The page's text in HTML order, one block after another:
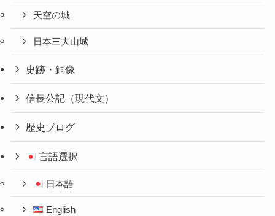
天空の城
日本三大山城
史跡・銅像
信長公記（現代文）
歴史ブログ
言語選択
日本語
English